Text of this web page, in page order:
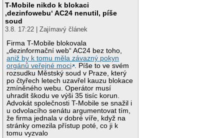
T-Mobile nikdo k blokaci
‚dezinfowebu‘ AC24 nenutil, píše
soud
3.8. 17:22 | Zajímavý článek
Firma T-Mobile blokovala
„dezinformační web“ AC24 bez toho,
aniž by k tomu měla závazný pokyn
orgánů veřejné moci . Píše to ve svém
rozsudku Městský soud v Praze, který
po čtyřech letech uzavřel kauzu blokace
zmíněného webu. Operátor musí
uhradit škodu ve výši 35 tisíc korun.
Advokát společnosti T-Mobile se snažil i
u odvolacího senátu argumentovat tím,
že firma jednala v dobré víře, když na
stránky omezila přístup poté, co ji k
tomu vyzvalo